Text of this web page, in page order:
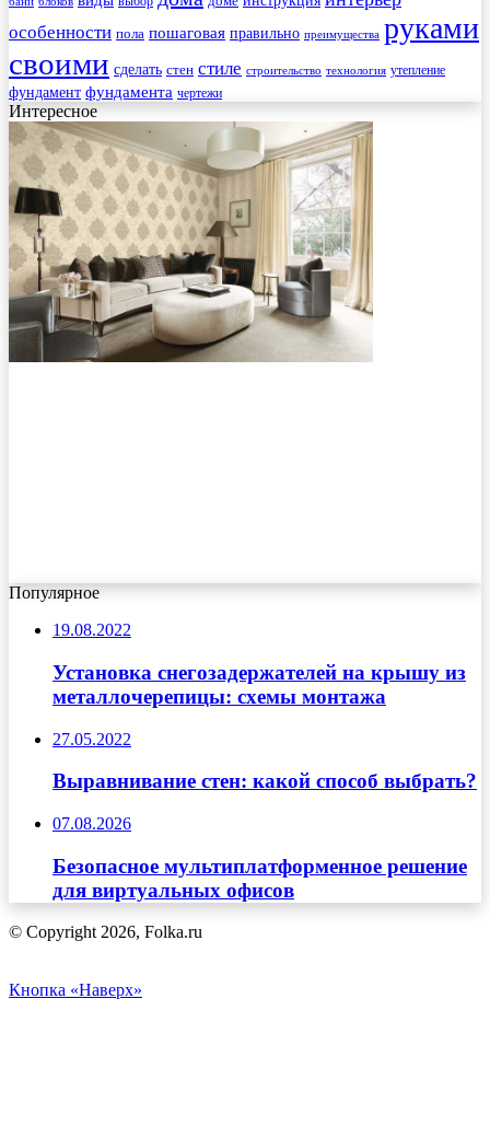
особенности пола пошаговая правильно преимущества руками
своими сделать стен стиле строительство технология утепление
фундамент фундамента чертежи
Интересное
Популярное
19.08.2022
Установка снегозадержателей на крышу из
металлочерепицы: схемы монтажа
27.05.2022
Выравнивание стен: какой способ выбрать?
07.08.2026
Безопасное мультиплатформенное решение
для виртуальных офисов
© Copyright 2026, Folka.ru
Кнопка «Наверх»